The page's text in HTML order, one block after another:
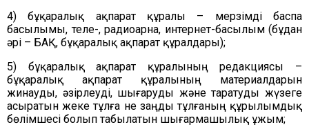
4) бұқаралық ақпарат құралы – мерзімді баспа
басылымы, теле-, радиоарна, интернет-басылым (бұдан
әрі – БАҚ, бұқаралық ақпарат құралдары);
5) бұқаралық ақпарат құралының редакциясы –
бұқаралық ақпарат құралының материалдарын
жинауды, әзірлеуді, шығаруды және таратуды жүзеге
асыратын жеке тұлға не заңды тұлғаның құрылымдық
бөлiмшесi болып табылатын шығармашылық ұжым;